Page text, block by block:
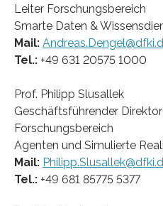
Leiter Forschungsbereich
Smarte Daten &
Mail:
Tel.: +49 631 20575 1000
Prof. Philipp Slusallek
Geschäftsführender
Forschungsbereich
Agenten und Simulierte
Mail:
Tel.: +49 681 85775 5377